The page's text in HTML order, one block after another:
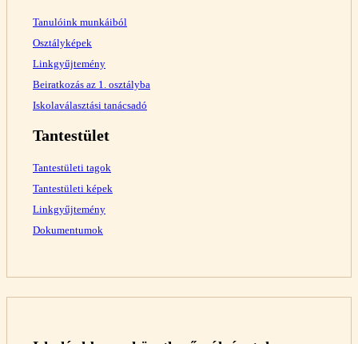
Tanulóink munkáiból
Osztályképek
Linkgyűjtemény
Beiratkozás az 1. osztályba
Iskolaválasztási tanácsadó
Tantestület
Tantestületi tagok
Tantestületi képek
Linkgyűjtemény
Dokumentumok